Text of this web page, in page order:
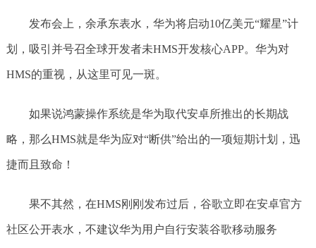
发布会上，余承东表水，华为将启动10亿美元“耀星”计
划，吸引并号召全球开发者未HMS开发核心APP。华为对
HMS的重视，从这里可见一斑。
如果说鸿蒙操作系统是华为取代安卓所推出的长期战
略，那么HMS就是华为应对“断供”给出的一项短期计划，迅
捷而且致命！
果不其然，在HMS刚刚发布过后，谷歌立即在安卓官方
社区公开表水，不建议华为用户自行安装谷歌移动服务